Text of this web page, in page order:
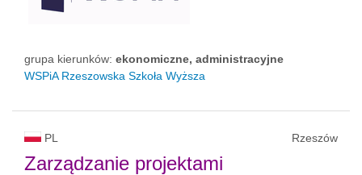
grupa kierunków: ekonomiczne, administracyjne
WSPiA Rzeszowska Szkoła Wyższa
PL Rzeszów
Zarządzanie projektami